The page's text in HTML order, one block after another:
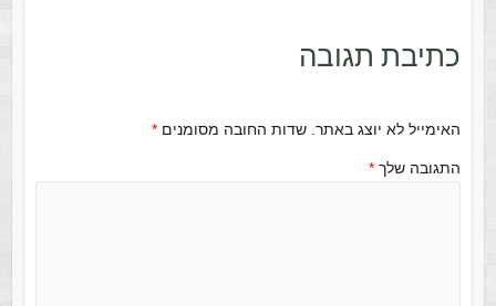
כתיבת תגובה
האימייל לא יוצג באתר. שדות החובה מסומנים *
התגובה שלך *